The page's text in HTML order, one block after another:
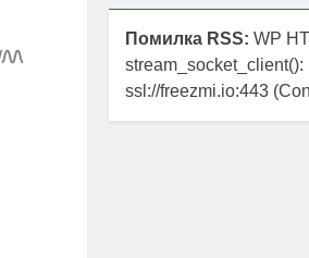
Помилка RSS: WP
ssl://freezmi.io:443